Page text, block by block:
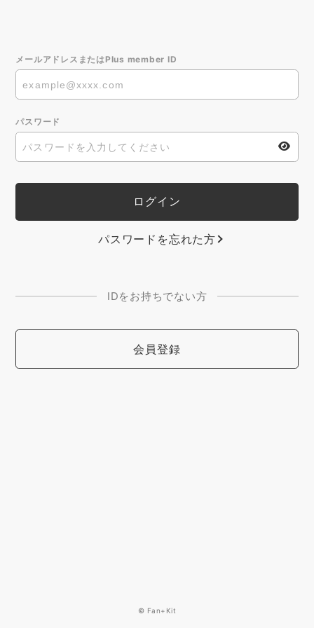
メールアドレスまたはPlus member ID
パスワード
パスワードを忘れた方
IDをお持ちでない方
会員登録
© Fan+Kit